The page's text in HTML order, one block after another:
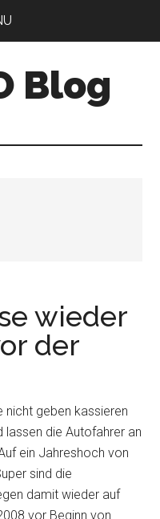
Blog
wieder
der
nicht geben kassieren
lassen die Autofahrer an
ein Jahreshoch von
sind die
damit wieder auf
vor Beginn von